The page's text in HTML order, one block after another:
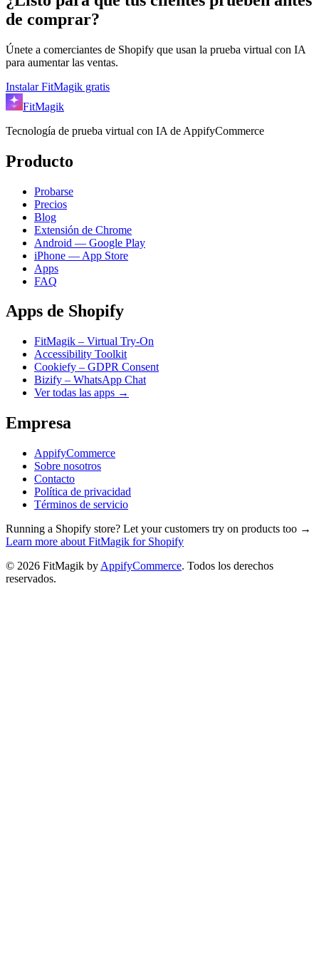
de comprar?
Únete a comerciantes de Shopify que usan la prueba virtual con IA
para aumentar las ventas.
Instalar FitMagik gratis
FitMagik
Tecnología de prueba virtual con IA de AppifyCommerce
Producto
Probarse
Precios
Blog
Extensión de Chrome
Android — Google Play
iPhone — App Store
Apps
FAQ
Apps de Shopify
FitMagik – Virtual Try-On
Accessibility Toolkit
Cookiefy – GDPR Consent
Bizify – WhatsApp Chat
Ver todas las apps →
Empresa
AppifyCommerce
Sobre nosotros
Contacto
Política de privacidad
Términos de servicio
Running a Shopify store? Let your customers try on products too →
Learn more about FitMagik for Shopify
© 2026 FitMagik by AppifyCommerce. Todos los derechos
reservados.